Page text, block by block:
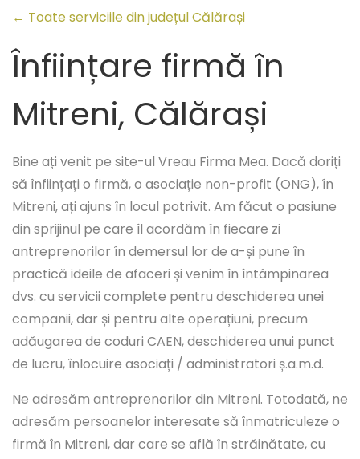
← Toate serviciile din județul Călărași
Înființare firmă în
Mitreni, Călărași
Bine ați venit pe site-ul Vreau Firma Mea. Dacă doriți
să înființați o firmă, o asociație non-profit (ONG), în
Mitreni, ați ajuns în locul potrivit. Am făcut o pasiune
din sprijinul pe care îl acordăm în fiecare zi
antreprenorilor în demersul lor de a-și pune în
practică ideile de afaceri și venim în întâmpinarea
dvs. cu servicii complete pentru deschiderea unei
companii, dar și pentru alte operațiuni, precum
adăugarea de coduri CAEN, deschiderea unui punct
de lucru, înlocuire asociați / administratori ș.a.m.d.
Ne adresăm antreprenorilor din Mitreni. Totodată, ne
adresăm persoanelor interesate să înmatriculeze o
firmă în Mitreni, dar care se află în străinătate, cu